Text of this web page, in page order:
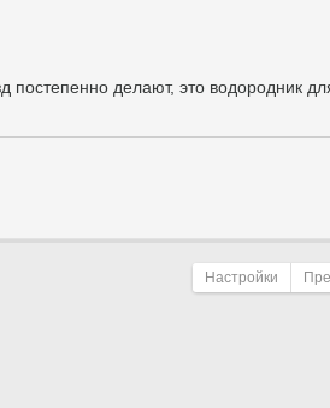
постепенно делают, это водородник
Настройки